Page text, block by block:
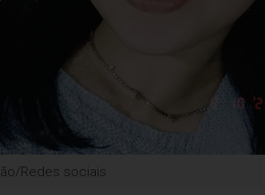
Redes sociais